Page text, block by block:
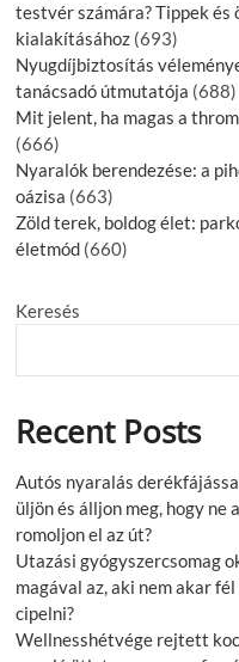
testvér számára? Tippek
kialakításához (693)
Nyugdíjbiztosítás
tanácsadó útmutatója (688)
Mit jelent, ha magas a
(666)
Nyaralók berendezése: a
oázisa (663)
Zöld terek, boldog élet:
életmód (660)
Keresés
Recent Posts
Autós nyaralás
üljön és álljon meg, hogy ne
romoljon el az út?
Utazási gyógyszercsomag
magával az, aki nem akar
cipelni?
Wellnesshétvége rejtett